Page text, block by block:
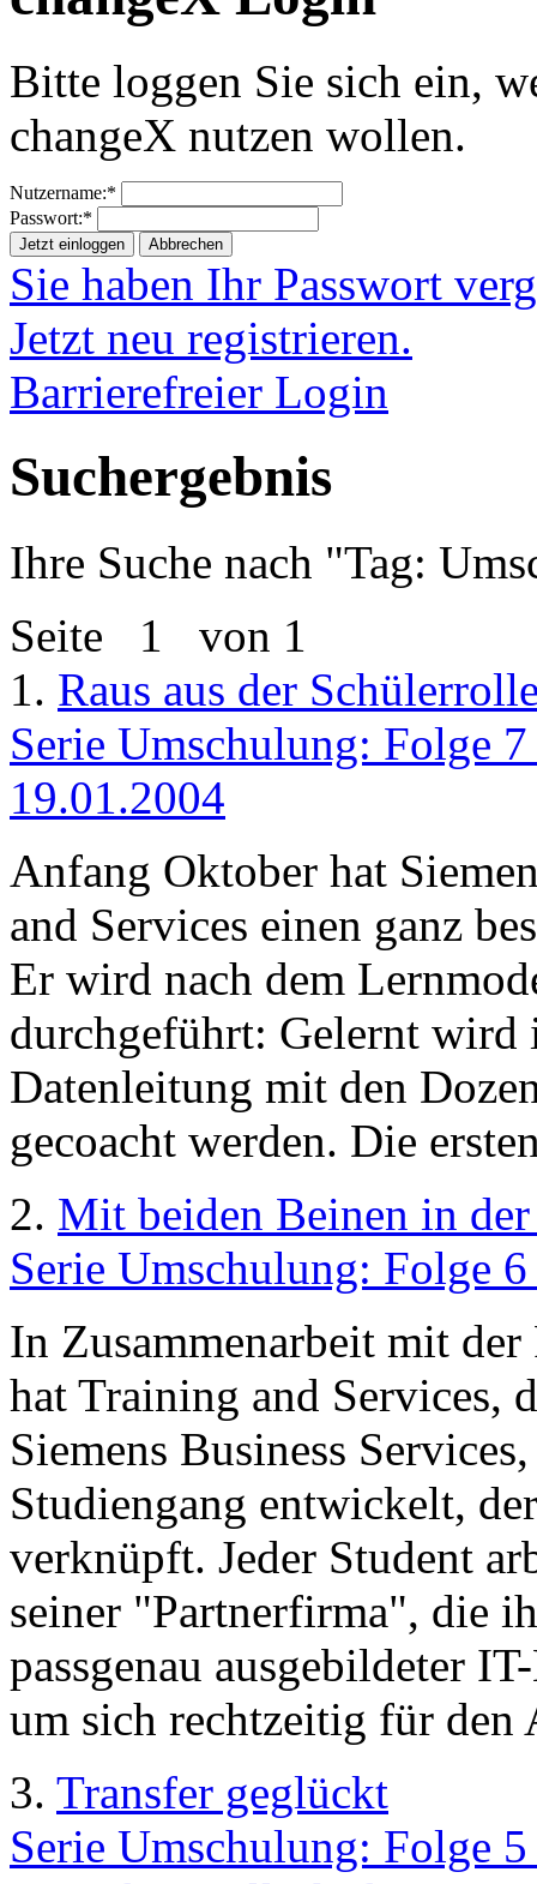
Bitte loggen Sie sich ein,
changeX nutzen wollen.
Nutzername:*
Passwort:*
Jetzt einloggen Abbrechen
Sie haben Ihr Passwort
Jetzt neu registrieren.
Barrierefreier Login
Suchergebnis
Ihre Suche nach "Tag:
Seite 1 von 1
1. Raus aus der
Serie Umschulung: Folge
19.01.2004
Anfang Oktober hat
and Services einen ganz
Er wird nach dem
durchgeführt: Gelernt wird
Datenleitung mit den
gecoacht werden. Die
2. Mit beiden Beinen in
Serie Umschulung: Folge
In Zusammenarbeit mit
hat Training and Services,
Siemens Business
Studiengang entwickelt,
verknüpft. Jeder Student
seiner "Partnerfirma", die
passgenau ausgebildeter
um sich rechtzeitig für den
3. Transfer geglückt
Serie Umschulung: Folge